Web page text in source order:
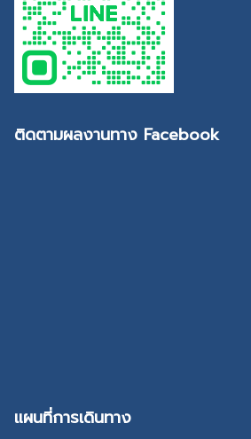
ติดตามผลงานทาง Facebook
แผนที่การเดินทาง